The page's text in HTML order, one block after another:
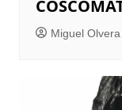
Miguel Olvera